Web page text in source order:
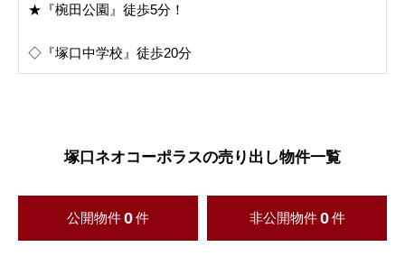
★『椀田公園』徒歩5分！
◇『塚口中学校』徒歩20分
塚口ネオコーポラスの売り出し物件一覧
公開物件0件 非公開物件 0 件